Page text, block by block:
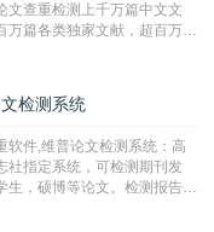
文查重检测上千万篇中文文
万篇各类独家文献，超百万港
测硕博论文的系统，检测范围
来源真实，检测算法合理!本
万）
检测系统
软件,维普论文检测系统：高
社指定系统，可检测期刊发
生，硕博等论文。检测报告支